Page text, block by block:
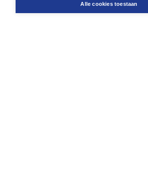
Alle cookies toestaan